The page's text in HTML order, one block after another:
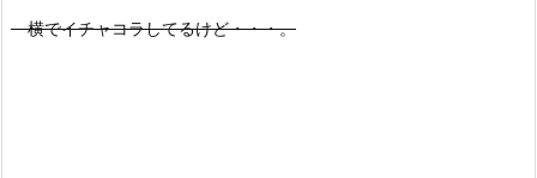
横でイチャコラしてるけど・・・。